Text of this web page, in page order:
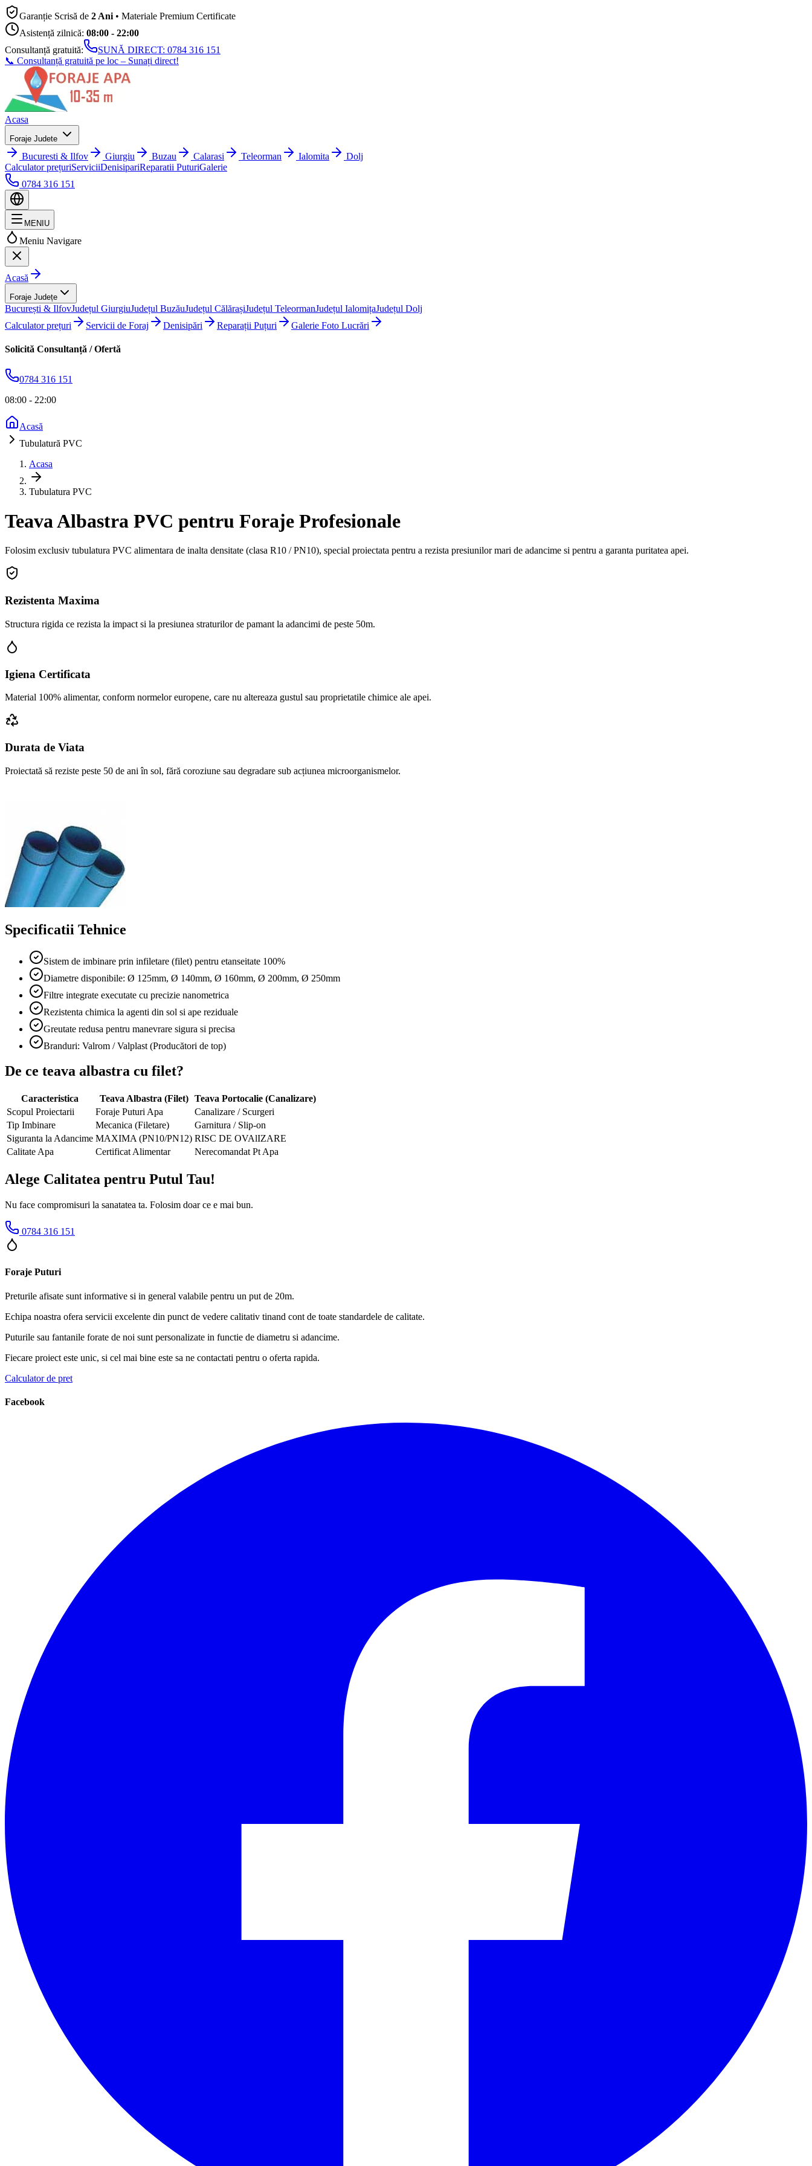
Garanție Scrisă de 2 Ani • Materiale Premium Certificate
Asistență zilnică: 08:00 - 22:00
Consultanță gratuită:
SUNĂ DIRECT: 0784 316 151
📞 Consultanță gratuită pe loc – Sunați direct!
Acasa
Foraje Judete
Bucuresti & Ilfov Giurgiu Buzau Calarasi Teleorman Ialomita
Dolj
Calculator prețuriServiciiDenisipariReparatii PuturiGalerie
0784 316 151
MENIU
Meniu Navigare
Acasă
Foraje Județe
București & IlfovJudețul GiurgiuJudețul BuzăuJudețul CălărașiJudețul TeleormanJudețul IalomițaJudețul Dolj
Calculator prețuri
Servicii de Foraj Denisipări Reparații Puțuri Galerie Foto Lucrări
Solicită Consultanță / Ofertă
0784 316 151
08:00 - 22:00
Acasă
Tubulatură PVC
Acasa
Tubulatura PVC
Teava Albastra PVC pentru Foraje Profesionale
Folosim exclusiv tubulatura PVC alimentara de inalta densitate (clasa R10 / PN10), special proiectata pentru a rezista presiunilor mari de adancime si pentru a garanta puritatea apei.
Rezistenta Maxima
Structura rigida ce rezista la impact si la presiunea straturilor de pamant la adancimi de peste 50m.
Igiena Certificata
Material 100% alimentar, conform normelor europene, care nu altereaza gustul sau proprietatile chimice ale apei.
Durata de Viata
Proiectată să reziste peste 50 de ani în sol, fără coroziune sau degradare sub acțiunea microorganismelor.
Specificatii Tehnice
Sistem de imbinare prin infiletare (filet) pentru etanseitate 100%
Diametre disponibile: Ø 125mm, Ø 140mm, Ø 160mm, Ø 200mm, Ø 250mm
Filtre integrate executate cu precizie nanometrica
Rezistenta chimica la agenti din sol si ape reziduale
Greutate redusa pentru manevrare sigura si precisa
Branduri: Valrom / Valplast (Producători de top)
De ce teava albastra cu filet?
Caracteristica Teava Albastra (Filet)
Teava Portocalie (Canalizare)
Scopul Proiectarii
Foraje Puturi Apa
Canalizare / Scurgeri
Tip Imbinare
Mecanica (Filetare)
Garnitura / Slip-on
Siguranta la Adancime MAXIMA (PN10/PN12) RISC DE OVAlIZARE
Calitate Apa
Certificat Alimentar Nerecomandat Pt Apa
Alege Calitatea pentru Putul Tau!
Nu face compromisuri la sanatatea ta. Folosim doar ce e mai bun.
0784 316 151
Foraje Puturi
Preturile afisate sunt informative si in general valabile pentru un put de 20m.
Echipa noastra ofera servicii excelente din punct de vedere calitativ tinand cont de toate standardele de calitate.
Puturile sau fantanile forate de noi sunt personalizate in functie de diametru si adancime.
Fiecare proiect este unic, si cel mai bine este sa ne contactati pentru o oferta rapida.
Calculator de pret
Facebook